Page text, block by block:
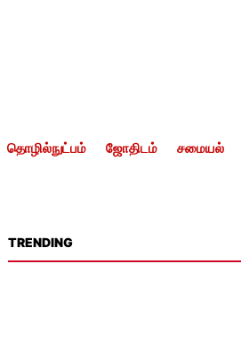
தொழில்நுட்பம் ஜோதிடம் சமையல்
TRENDING